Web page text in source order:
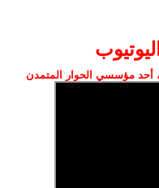
أحد مؤسسي الحوار المتمدن